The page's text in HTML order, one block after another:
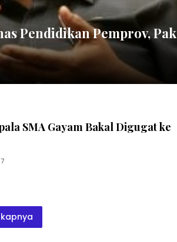
Pendidikan Pemprov, Pak
SMA Gayam Bakal Digugat ke